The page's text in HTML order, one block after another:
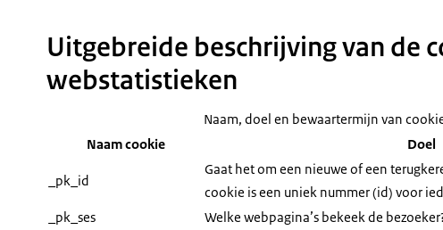
Uitgebreide beschrijving van de
webstatistieken
Naam, doel en bewaartermijn van
Naam cookie
Doel
_pk_id
Gaat het om een nieuwe of een
cookie is een uniek nummer (id) voor
_pk_ses Welke webpagina’s bekeek de